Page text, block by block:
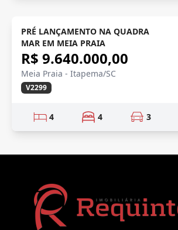
PRÉ LANÇAMENTO
Vídeo
PRÉ LANÇAMENTO NA QUADRA
MAR EM MEIA PRAIA
R$ 9.640.000,00
Meia Praia - Itapema/SC
V2299
4 4 3